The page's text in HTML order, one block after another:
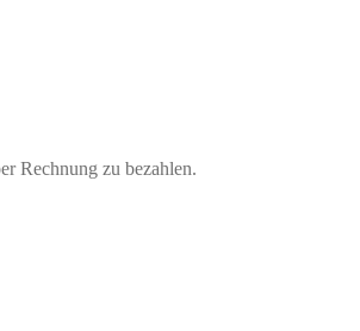
Rechnung zu bezahlen.